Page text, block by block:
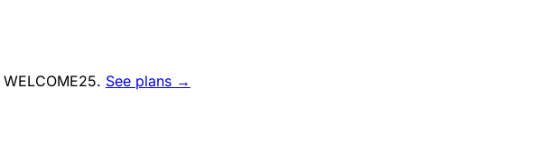
WELCOME25. See plans →